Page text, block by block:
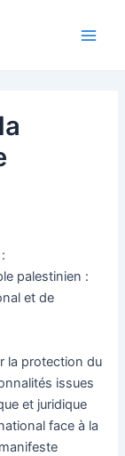
palestinien :
et de
la protection du
issues
et juridique
face à la